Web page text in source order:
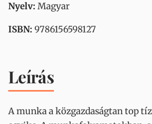
Nyelv: Magyar
ISBN: 9786156598127
Leírás
A munka a közgazdaságtan top